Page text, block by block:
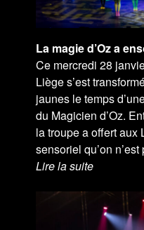
La magie d’Oz a
Ce mercredi 28
Liège s’est
jaunes le temps
du Magicien d’Oz.
la troupe a offert aux
sensoriel qu’on
Lire la suite